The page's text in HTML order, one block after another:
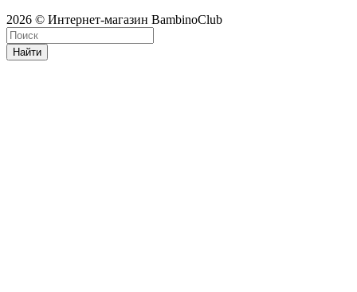
2026 © Интернет-магазин BambinoClub
Найти